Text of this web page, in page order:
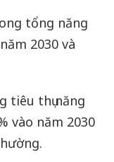
tổng năng
2030 và
tiêu thụ năng
vào năm 2030